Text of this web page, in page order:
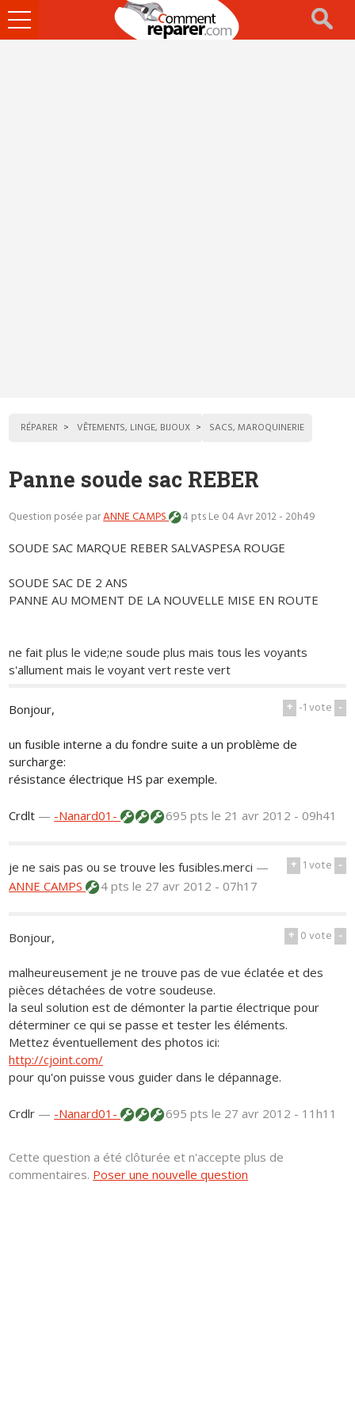
Ouvrir
le
RÉPARER VÊTEMENTS, LINGE, BIJOUX SACS, MAROQUINERIE
Panne soude sac REBER
Question posée parANNE CAMPS 4 ptsLe 04 Avr 2012 - 20h49
SOUDE SAC MARQUE REBER SALVASPESA ROUGE
SOUDE SAC DE 2 ANS
PANNE AU MOMENT DE LA NOUVELLE MISE EN ROUTE
ne fait plus le vide;ne soude plus mais tous les voyants
s'allument mais le voyant vert reste vert
+ -1vote -
Bonjour,
un fusible interne a du fondre suite a un problème de
surcharge:
résistance électrique HS par exemple.
Crdlt — -Nanard01- 695 ptsle 21 avr 2012 - 09h41
+ 1vote -
je ne sais pas ou se trouve les fusibles.merci —
ANNE CAMPS
4 ptsle 27 avr 2012 - 07h17
+ 0vote -
Bonjour,
malheureusement je ne trouve pas de vue éclatée et des
pièces détachées de votre soudeuse.
la seul solution est de démonter la partie électrique pour
déterminer ce qui se passe et tester les éléments.
Mettez éventuellement des photos ici:
http://cjoint.com/
pour qu'on puisse vous guider dans le dépannage.
Crdlr — -Nanard01- 695 ptsle 27 avr 2012 - 11h11
Cette question a été clôturée et n'accepte plus de
commentaires. Poser une nouvelle question